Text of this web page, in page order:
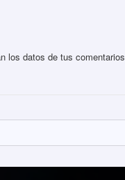
los datos de tus comentarios